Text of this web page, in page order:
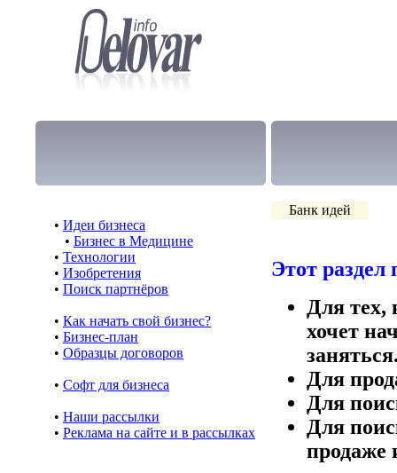
• Идеи бизнеса
• Бизнес в Медицине
• Технологии
• Изобретения
• Поиск партнёров
• Как начать свой бизнес?
• Бизнес-план
• Образцы договоров
• Cофт для бизнеса
• Наши рассылки
• Реклама на сайте и в рассылках
Банк идей
Этот раздел
Для тех,
хочет
Для
Для
Для
продаже